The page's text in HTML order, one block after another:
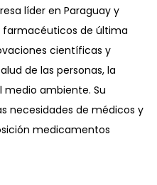
líder en Paraguay y
farmacéuticos de última
científicas y
de las personas, la
ambiente. Su
necesidades de médicos y
medicamentos